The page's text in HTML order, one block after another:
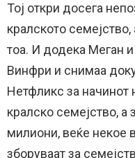
Тој откри досега
кралското
тоа. И додека Меган
Винфри и снимаа
Нетфликс за начинот
кралско семејство, а
милиони, веќе некое
зборуваат за